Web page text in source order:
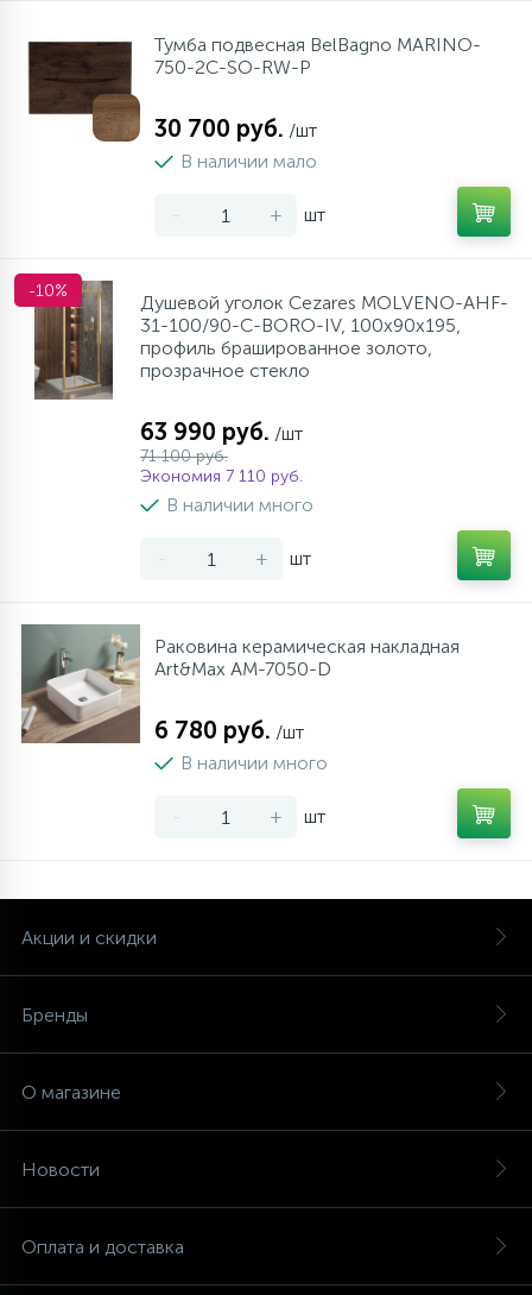
Тумба подвесная BelBagno MARINO-
750-2C-SO-RW-P
30 700 руб. /шт
В наличии мало
- + шт
-10%
Душевой уголок Cezares MOLVENO-AHF-
31-100/90-C-BORO-IV, 100х90х195,
профиль брашированное золото,
прозрачное стекло
63 990 руб. /шт
71 100 руб.
Экономия 7 110 руб.
В наличии много
- + шт
Раковина керамическая накладная
Art&Max AM-7050-D
6 780 руб. /шт
В наличии много
- + шт
Акции и скидки
Бренды
О магазине
Новости
Оплата и доставка